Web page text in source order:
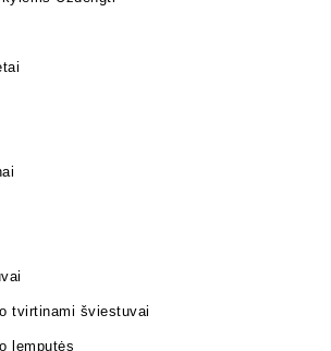
tvirtinami šviestuvai
lemputės